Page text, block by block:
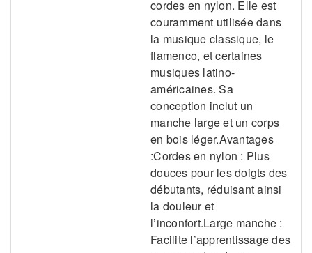
cordes en nylon. Elle est
couramment utilisée dans
la musique classique, le
flamenco, et certaines
musiques latino-
américaines. Sa
conception inclut un
manche large et un corps
en bois léger.Avantages
:Cordes en nylon : Plus
douces pour les doigts des
débutants, réduisant ainsi
la douleur et
l’inconfort.Large manche :
Facilite l’apprentissage des